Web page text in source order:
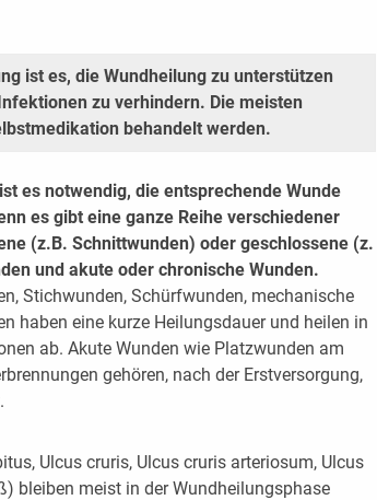
ist es, die Wundheilung zu unterstützen
zu verhindern. Die meisten
behandelt werden.
es notwendig, die entsprechende Wunde
es gibt eine ganze Reihe verschiedener
(z.B. Schnittwunden) oder geschlossene (z.
und akute oder chronische Wunden.
Stichwunden, Schürfwunden, mechanische
haben eine kurze Heilungsdauer und heilen in
ab. Akute Wunden wie Platzwunden am
gehören, nach der Erstversorgung,
Ulcus cruris, Ulcus cruris arteriosum, Ulcus
bleiben meist in der Wundheilungsphase